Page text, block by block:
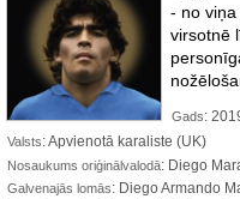
- no
virsotnē
Gads:
Valsts: Apvienotā karaliste (UK)
Nosaukums oriģinālvalodā: Diego
Galvenajās lomās: Diego Armando